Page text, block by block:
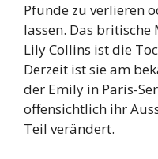
Pfunde zu verlieren
lassen. Das
Lily Collins ist die
Derzeit ist sie am
der Emily in Paris-
offensichtlich ihr
Teil verändert.